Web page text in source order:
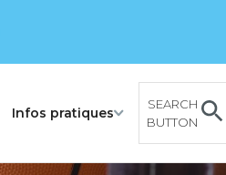
Infos pratiques
SEARCH
BUTTON